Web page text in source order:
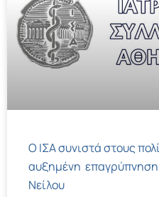
Ο ΙΣΑ συνιστά στους
αυξημένη επαγρύπνηση
Νείλου